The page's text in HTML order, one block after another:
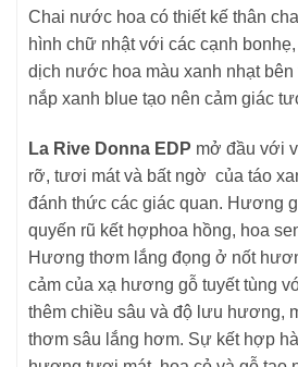
Chai nước hoa có thiết kế thân
hình chữ nhật với các cạnh
dịch nước hoa màu xanh nhạt
nắp xanh blue tạo nên cảm giác
La Rive Donna EDP mở đầu với
rỡ, tươi mát và bất ngờ của táo
đánh thức các giác quan. Hương
quyến rũ kết hợphoa hồng, hoa
Hương thơm lắng đọng ở nốt
cảm của xạ hương gỗ tuyết tùng
thêm chiều sâu và độ lưu hương,
thơm sâu lắng hơm. Sự kết hợp